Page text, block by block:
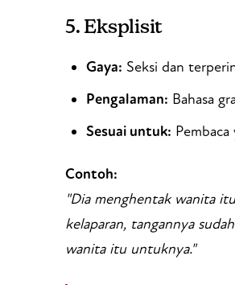
5. Eksplisit
Gaya: Seksi dan
Pengalaman: Bahasa
Sesuai untuk:
Contoh:
"Dia menghentak wanita
kelaparan, tangannya
wanita itu untuknya."